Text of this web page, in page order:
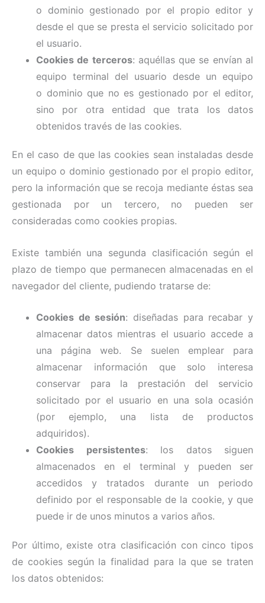
o dominio gestionado por el propio editor y
desde el que se presta el servicio solicitado por
el usuario.
Cookies de terceros: aquéllas que se envían al
equipo terminal del usuario desde un equipo
o dominio que no es gestionado por el editor,
sino por otra entidad que trata los datos
obtenidos través de las cookies.
En el caso de que las cookies sean instaladas desde
un equipo o dominio gestionado por el propio editor,
pero la información que se recoja mediante éstas sea
gestionada por un tercero, no pueden ser
consideradas como cookies propias.
Existe también una segunda clasificación según el
plazo de tiempo que permanecen almacenadas en el
navegador del cliente, pudiendo tratarse de:
Cookies de sesión: diseñadas para recabar y
almacenar datos mientras el usuario accede a
una página web. Se suelen emplear para
almacenar información que solo interesa
conservar para la prestación del servicio
solicitado por el usuario en una sola ocasión
(por ejemplo, una lista de productos
adquiridos).
Cookies persistentes: los datos siguen
almacenados en el terminal y pueden ser
accedidos y tratados durante un periodo
definido por el responsable de la cookie, y que
puede ir de unos minutos a varios años.
Por último, existe otra clasificación con cinco tipos
de cookies según la finalidad para la que se traten
los datos obtenidos: